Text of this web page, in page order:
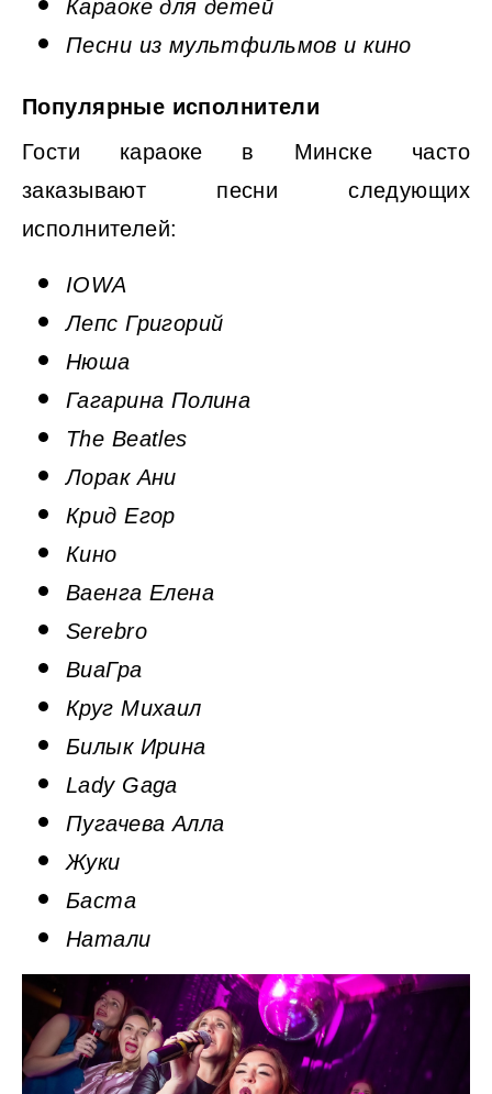
Караоке для детей
Песни из мультфильмов и кино
Популярные исполнители
Гости караоке в Минске часто
заказывают песни следующих
исполнителей:
IOWA
Лепс Григорий
Нюша
Гагарина Полина
The Beatles
Лорак Ани
Крид Егор
Кино
Ваенга Елена
Serebro
ВиаГра
Круг Михаил
Билык Ирина
Lady Gaga
Пугачева Алла
Жуки
Баста
Натали